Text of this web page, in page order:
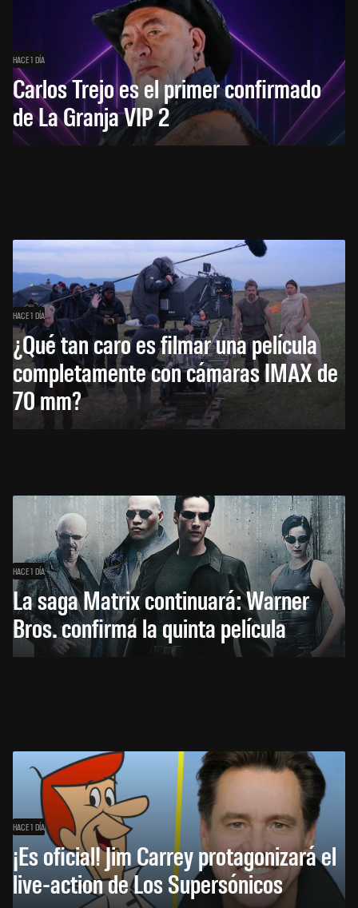
HACE 1 DÍA
Carlos Trejo es el primer confirmado
de La Granja VIP 2
HACE 1 DÍA
¿Qué tan caro es filmar una película
completamente con cámaras IMAX de
70 mm?
HACE 1 DÍA
La saga Matrix continuará: Warner
Bros. confirma la quinta película
HACE 1 DÍA
¡Es oficial! Jim Carrey protagonizará el
live-action de Los Supersónicos